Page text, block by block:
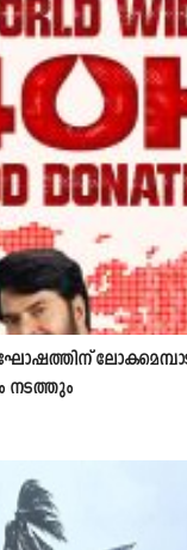
നടത്തും